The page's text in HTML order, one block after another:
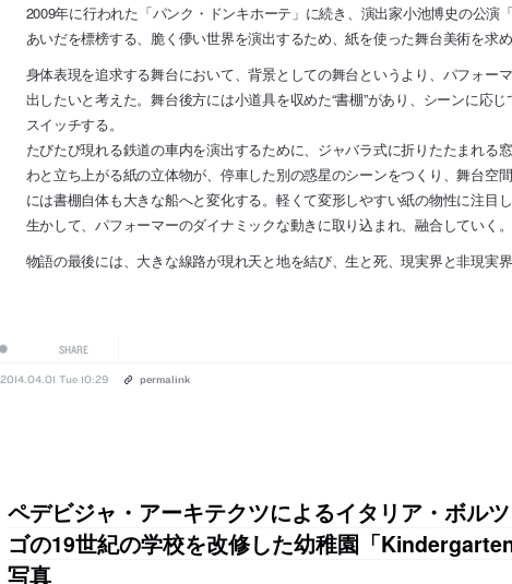
2009年に行われた「パンク・ドンキホーテ」に続き、演出家小池博史の公演
あいだを標榜する、脆く儚い世界を演出するため、紙を使った舞台美術を求め
身体表現を追求する舞台において、背景としての舞台というより、パフォー
出したいと考えた。舞台後方には小道具を収めた“書棚”があり、シーンに応
スイッチする。
たびたび現れる鉄道の車内を演出するために、ジャバラ式に折りたたまれる
わと立ち上がる紙の立体物が、停車した別の惑星のシーンをつくり、舞台空
には書棚自体も大きな船へと変化する。軽くて変形しやすい紙の物性に注目
生かして、パフォーマーのダイナミックな動きに取り込まれ、融合していく。
物語の最後には、大きな線路が現れ天と地を結び、生と死、現実界と非現実界
SHARE
2014.04.01 Tue 10:29 permalink
ペデビジャ・アーキテクツによるイタリア・ボル
ゴの19世紀の学校を改修した幼稚園「
写真